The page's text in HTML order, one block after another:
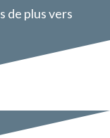
de plus vers